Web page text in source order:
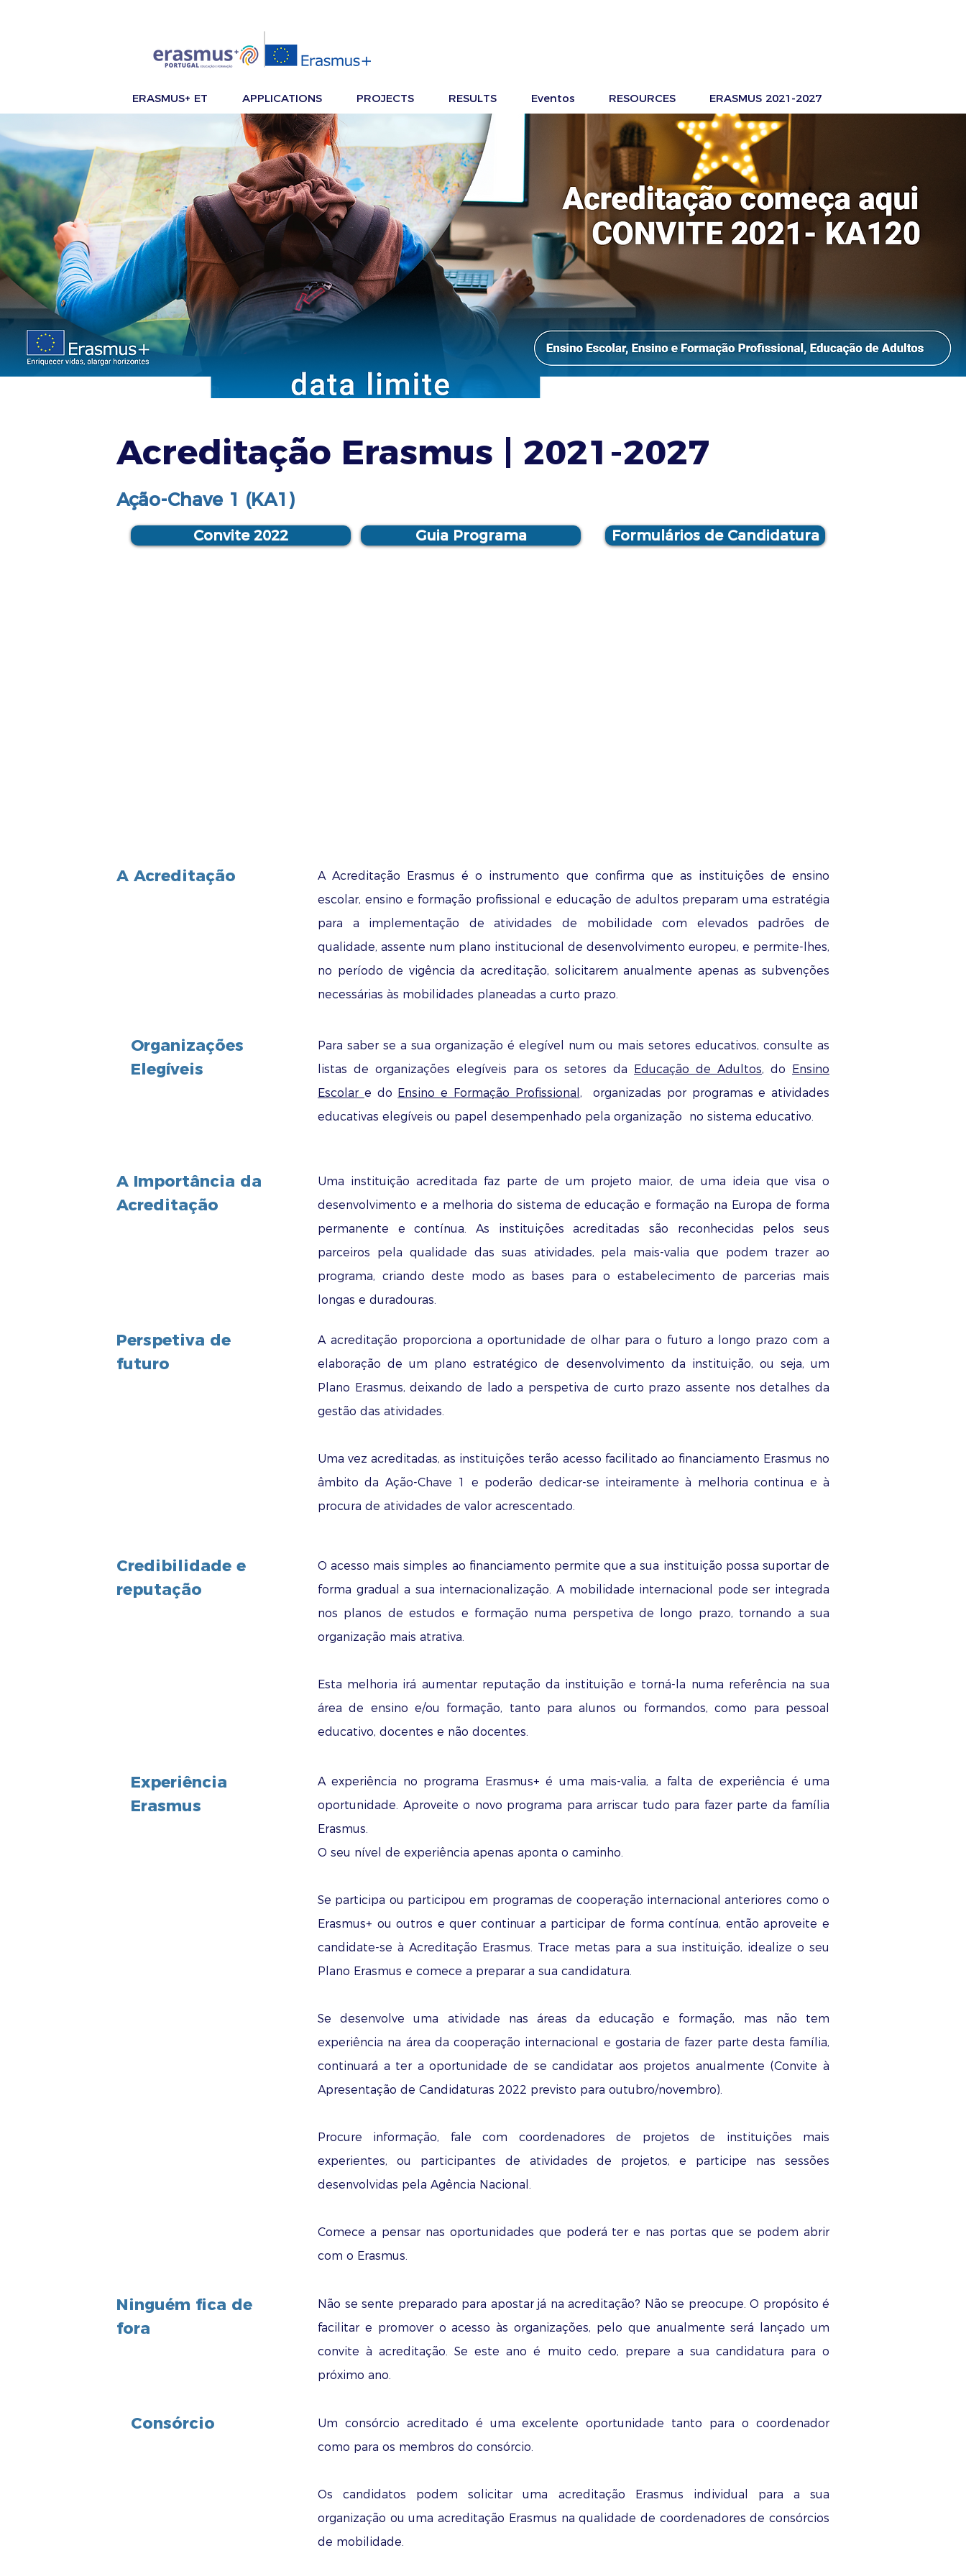
ERASMUS+ ET APPLICATIONS PROJECTS RESULTS Eventos RESOURCES ERASMUS 2021-2027
Acreditação Erasmus | 2021-2027
Ação-Chave 1 (KA1)
Convite 2022 Guia Programa Formulários de Candidatura
A Acreditação
A Acreditação Erasmus é o instrumento que confirma que as instituições de ensino
escolar, ensino e formação profissional e educação de adultos preparam uma estratégia
para a implementação de atividades de mobilidade com elevados padrões de
qualidade, assente num plano institucional de desenvolvimento europeu, e permite-lhes,
no período de vigência da acreditação, solicitarem anualmente apenas as subvenções
necessárias às mobilidades planeadas a curto prazo.
Organizações
Elegíveis
Para saber se a sua organização é elegível num ou mais setores educativos, consulte as
listas de organizações elegíveis para os setores da Educação de Adultos, do Ensino
Escolar e do Ensino e Formação Profissional , organizadas por programas e atividades
educativas elegíveis ou papel desempenhado pela organização no sistema educativo.
A Importância da
Acreditação
Uma instituição acreditada faz parte de um projeto maior, de uma ideia que visa o
desenvolvimento e a melhoria do sistema de educação e formação na Europa de forma
permanente e contínua. As instituições acreditadas são reconhecidas pelos seus
parceiros pela qualidade das suas atividades, pela mais-valia que podem trazer ao
programa, criando deste modo as bases para o estabelecimento de parcerias mais
longas e duradouras.
Perspetiva de
futuro
A acreditação proporciona a oportunidade de olhar para o futuro a longo prazo com a
elaboração de um plano estratégico de desenvolvimento da instituição, ou seja, um
Plano Erasmus, deixando de lado a perspetiva de curto prazo assente nos detalhes da
gestão das atividades.
Uma vez acreditadas, as instituições terão acesso facilitado ao financiamento Erasmus no
âmbito da Ação-Chave 1 e poderão dedicar-se inteiramente à melhoria continua e à
procura de atividades de valor acrescentado.
Credibilidade e
reputação
O acesso mais simples ao financiamento permite que a sua instituição possa suportar de
forma gradual a sua internacionalização. A mobilidade internacional pode ser integrada
nos planos de estudos e formação numa perspetiva de longo prazo, tornando a sua
organização mais atrativa.
Esta melhoria irá aumentar reputação da instituição e torná-la numa referência na sua
área de ensino e/ou formação, tanto para alunos ou formandos, como para pessoal
educativo, docentes e não docentes.
Experiência
Erasmus
A experiência no programa Erasmus+ é uma mais-valia, a falta de experiência é uma
oportunidade. Aproveite o novo programa para arriscar tudo para fazer parte da família
Erasmus.
O seu nível de experiência apenas aponta o caminho.
Se participa ou participou em programas de cooperação internacional anteriores como o
Erasmus+ ou outros e quer continuar a participar de forma contínua, então aproveite e
candidate-se à Acreditação Erasmus. Trace metas para a sua instituição, idealize o seu
Plano Erasmus e comece a preparar a sua candidatura.
Se desenvolve uma atividade nas áreas da educação e formação, mas não tem
experiência na área da cooperação internacional e gostaria de fazer parte desta família,
continuará a ter a oportunidade de se candidatar aos projetos anualmente (Convite à
Apresentação de Candidaturas 2022 previsto para outubro/novembro).
Procure informação, fale com coordenadores de projetos de instituições mais
experientes, ou participantes de atividades de projetos, e participe nas sessões
desenvolvidas pela Agência Nacional.
Comece a pensar nas oportunidades que poderá ter e nas portas que se podem abrir
com o Erasmus.
Ninguém fica de
fora
Não se sente preparado para apostar já na acreditação? Não se preocupe. O propósito é
facilitar e promover o acesso às organizações, pelo que anualmente será lançado um
convite à acreditação. Se este ano é muito cedo, prepare a sua candidatura para o
próximo ano.
Consórcio
Um consórcio acreditado é uma excelente oportunidade tanto para o coordenador
como para os membros do consórcio.
Os candidatos podem solicitar uma acreditação Erasmus individual para a sua
organização ou uma acreditação Erasmus na qualidade de coordenadores de consórcios
de mobilidade.